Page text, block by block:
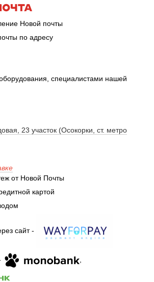
Новой почты
по адресу
специалистами нашей
23 участок (Осокорки, ст. метро
от Новой Почты
картой
сайт -
,